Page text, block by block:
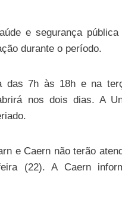
e segurança pública
durante o período.
das 7h às 18h e na
nos dois dias. A
e Caern não terão
(22). A Caern